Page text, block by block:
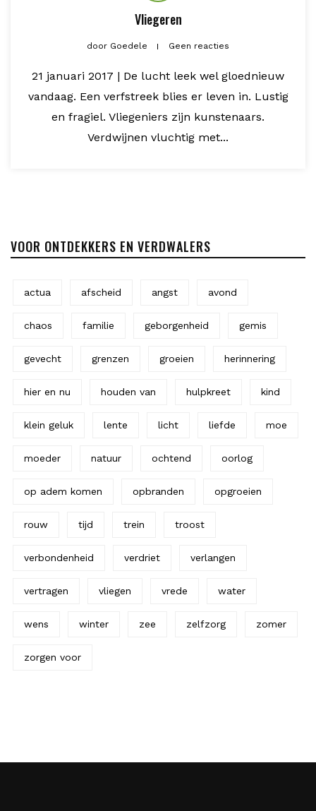
Vliegeren
door Goedele Geen reacties
21 januari 2017 | De lucht leek wel gloednieuw
vandaag. Een verfstreek blies er leven in. Lustig
en fragiel. Vliegeniers zijn kunstenaars.
Verdwijnen vluchtig met...
VOOR ONTDEKKERS EN VERDWALERS
actua afscheid angst avond
chaos familie geborgenheid gemis
gevecht grenzen groeien herinnering
hier en nu houden van hulpkreet kind
klein geluk lente licht liefde moe
moeder natuur ochtend oorlog
op adem komen opbranden opgroeien
rouw tijd trein troost
verbondenheid verdriet verlangen
vertragen vliegen vrede water
wens winter zee zelfzorg zomer
zorgen voor